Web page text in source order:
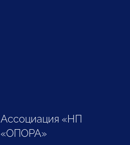
Ассоциация «НП
«ОПОРА»